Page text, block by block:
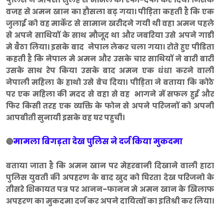
वजह से अमन खान का हौसला बढ़ गया। पीड़िता कहती है कि एक
जुलाई को वह मार्केट से सामान खरीदने गयी थी वहा अमन पहले
से अपने साथियों के साथ मौजूद था और जबरिया उसे अपने गाडी
मे बैठा लिया। इसके बाद नेपाल लेकर चला गया। रोते हुए पीडिता
कहती है कि नेपाल मे अमन और उसके चार साथियों ने बारी बारी
उसके साथ रेप किया उसके बाद अमन एक धंधा करने वाली
नेपाली महिला के हाथो उसे बेच दिया। पीड़िता ने बताया कि कोठे
पर एक महिला की मदद से वहा से वह भागने में सफल हुई और
फिर किसी तरह एक व्यक्ति के फोन से अपने परिजनों को अपनी
आपबीती सुनायी इसके वह घर पहुची।
🔴मामला बिगड़ता देख पुलिस ने दर्ज किया मुकदमा
बताया जाता है कि अमन खान पर मेहरबानी दिखाने वाली हाटा
पुलिस युवती की अपहरण के बाद खुद को घिरता देख परिजनो के
तीसरे शिकायत पत्र पर आनन-फानन मे अमन खान के खिलाफ
अपहरण का मुकदमा दर्ज कर अपने दायित्वों का इतिश्री कर लिया।